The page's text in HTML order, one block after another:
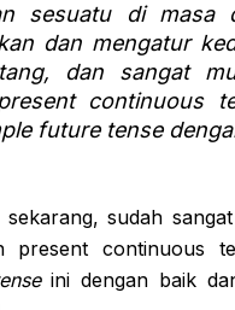
sesuatu di
dan mengatur
dan sangat
continuous
future tense
sekarang, sudah
present continuous
ini dengan baik